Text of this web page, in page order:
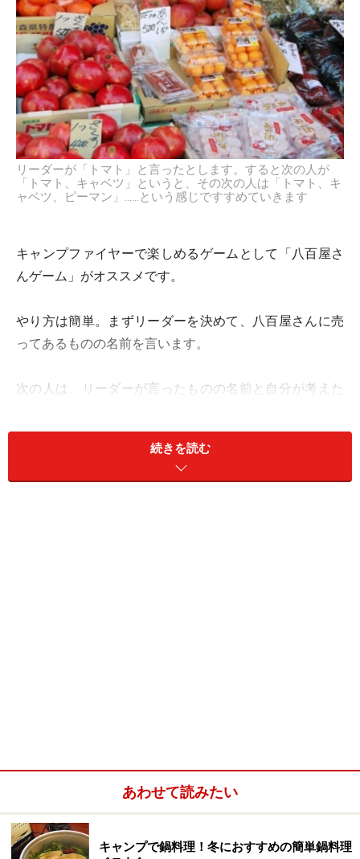
リーダーが「トマト」と言ったとします。すると次の人が
「トマト、キャベツ」というと、その次の人は「トマト、キ
ャベツ、ピーマン」……という感じですすめていきます
キャンプファイヤーで楽しめるゲームとして「八百屋さ
んゲーム」がオススメです。
やり方は簡単。まずリーダーを決めて、八百屋さんに売
ってあるものの名前を言います。
次の人は、リーダーが言ったものの名前と自分が考えた
が言ったものの名前と、次の人が言ったものの名前と、
さらに自分の考えたものの名前を言います。
小学校高学年以上になると、ビックリするくらい続いて
大盛り上がりすることも。
もちろん八百屋さんで売られているもの以外でゲームを
続きを読む
あわせて読みたい
キャンプで鍋料理！冬におすすめの簡単鍋料理